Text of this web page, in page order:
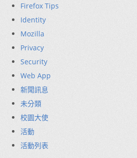
Firefox Tips
Identity
Mozilla
Privacy
Security
Web App
新聞訊息
未分類
校園大使
活動
活動列表